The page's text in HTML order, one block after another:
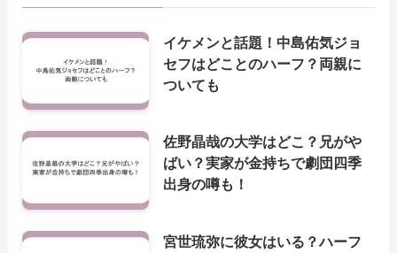
イケメンと話題！中島佑気ジョ
セフはどことのハーフ？両親に
ついても
佐野晶哉の大学はどこ？兄がや
ばい？実家が金持ちで劇団四季
出身の噂も！
宮世琉弥に彼女はいる？ハーフ